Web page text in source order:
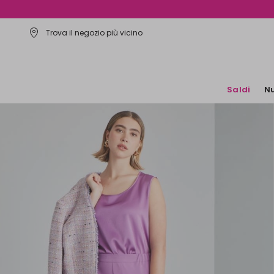
Trova il negozio più vicino
Saldi